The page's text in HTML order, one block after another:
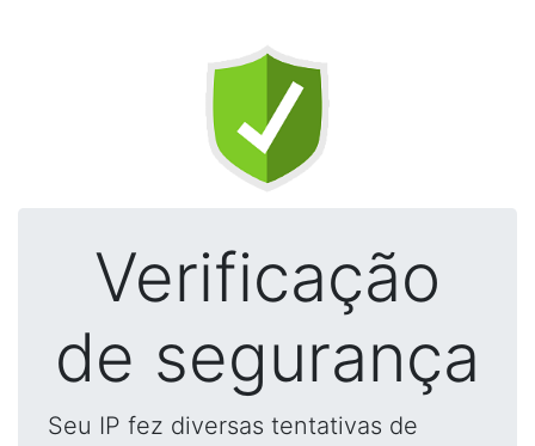
Verificação
de segurança
Seu IP fez diversas tentativas de